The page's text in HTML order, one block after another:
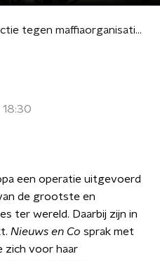
Europese actie tegen maffiaorganisatie 'ndrangheta
een operatie uitgevoerd
de grootste en
ter wereld. Daarbij zijn in
Nieuws en Co sprak met
zich voor haar